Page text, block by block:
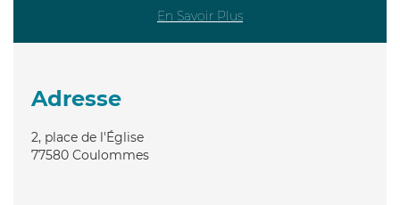
En Savoir Plus
Adresse
2, place de l'Église
77580 Coulommes